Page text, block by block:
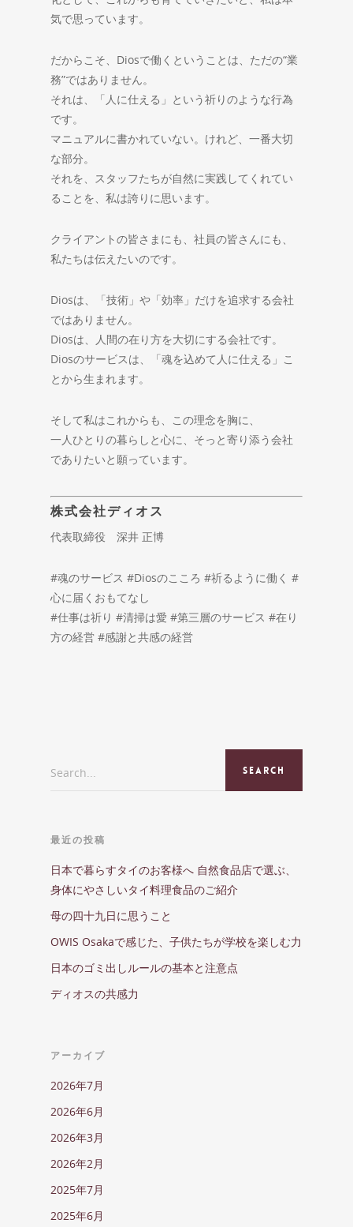
気で思っています。
だからこそ、Diosで働くということは、ただの“業
務”ではありません。
それは、「人に仕える」という祈りのような行為
です。
マニュアルに書かれていない。けれど、一番大切
な部分。
それを、スタッフたちが自然に実践してくれてい
ることを、私は誇りに思います。
クライアントの皆さまにも、社員の皆さんにも、
私たちは伝えたいのです。
Diosは、「技術」や「効率」だけを追求する会社
ではありません。
Diosは、人間の在り方を大切にする会社です。
Diosのサービスは、「魂を込めて人に仕える」こ
とから生まれます。
そして私はこれからも、この理念を胸に、
一人ひとりの暮らしと心に、そっと寄り添う会社
でありたいと願っています。
株式会社ディオス
代表取締役 深井 正博
#魂のサービス #Diosのこころ #祈るように働く #
心に届くおもてなし
#仕事は祈り #清掃は愛 #第三層のサービス #在り
方の経営 #感謝と共感の経営
Search...
最近の投稿
日本で暮らすタイのお客様へ 自然食品店で選ぶ、
身体にやさしいタイ料理食品のご紹介
母の四十九日に思うこと
OWIS Osakaで感じた、子供たちが学校を楽しむ力
日本のゴミ出しルールの基本と注意点
ディオスの共感力
アーカイブ
2026年7月
2026年6月
2026年3月
2026年2月
2025年7月
2025年6月